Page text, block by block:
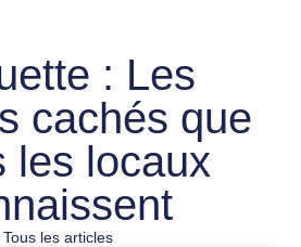
: Les
cachés que
les locaux
Tous les articles